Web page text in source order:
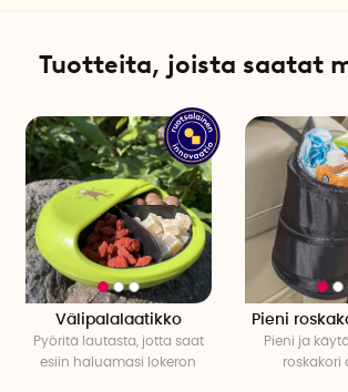
Tuotteita, joista saatat
Välipalalaatikko
Pyöritä lautasta, jotta saat
esiin haluamasi lokeron
Pieni
Pieni ja
roskakori